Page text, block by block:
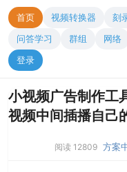
首页 视频转换器 刻
问答学习
群组 网络
登录
小视频广告制作工
视频中间插播自己
阅读 12809 方案